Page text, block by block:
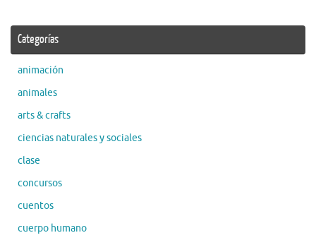
Categorías
animación
animales
arts & crafts
ciencias naturales y sociales
clase
concursos
cuentos
cuerpo humano